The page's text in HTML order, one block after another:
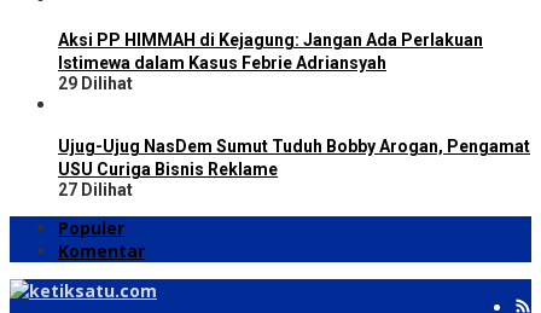
Aksi PP HIMMAH di Kejagung: Jangan Ada Perlakuan
Istimewa dalam Kasus Febrie Adriansyah
29 Dilihat
Ujug-Ujug NasDem Sumut Tuduh Bobby Arogan, Pengamat
USU Curiga Bisnis Reklame
27 Dilihat
Populer
Komentar